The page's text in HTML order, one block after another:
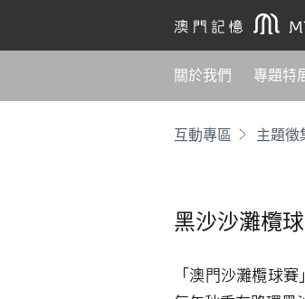
關於我們 專題特
互動專區 主題徵
黑沙沙灘欖
「澳門沙灘欖球